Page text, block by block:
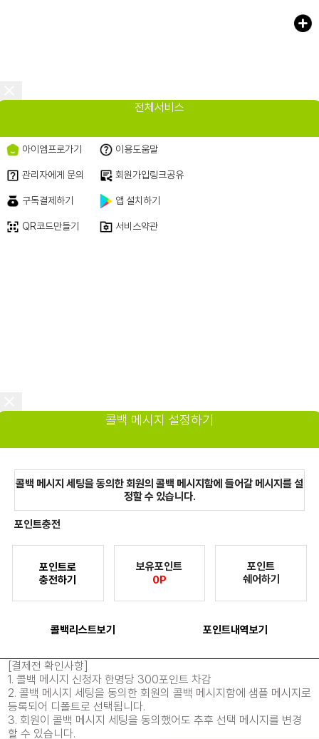
전체서비스
아이엠프로가기 이용도움말
관리자에게 문의 회원가입링크공유
구독결제하기 앱 설치하기
QR코드만들기 서비스약관
콜백 메시지 설정하기
콜백 메시지 세팅을 동의한 회원의 콜백 메시지함에 들어갈 메시지를 설
정할 수 있습니다.
포인트충전
포인트로
충전하기
보유포인트
0P
포인트
쉐어하기
콜백리스트보기 포인트내역보기
[결제전 확인사항]
1. 콜백 메시지 신청자 한명당 300포인트 차감
2. 콜백 메시지 세팅을 동의한 회원의 콜백 메시지함에 샘플 메시지로
등록되어 디폴트로 선택됩니다.
3. 회원이 콜백 메시지 세팅을 동의했어도 추후 선택 메시지를 변경
할 수 있습니다.
원챗 AI-OS
● 운영 비서